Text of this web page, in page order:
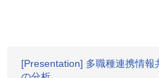
[Presentation] 多職種連携情報